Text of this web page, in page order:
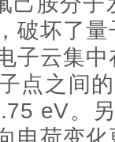
破坏了
子云集
点之间
eV。